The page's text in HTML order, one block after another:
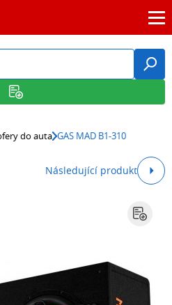
do auta GAS MAD B1-310
Následující produkt